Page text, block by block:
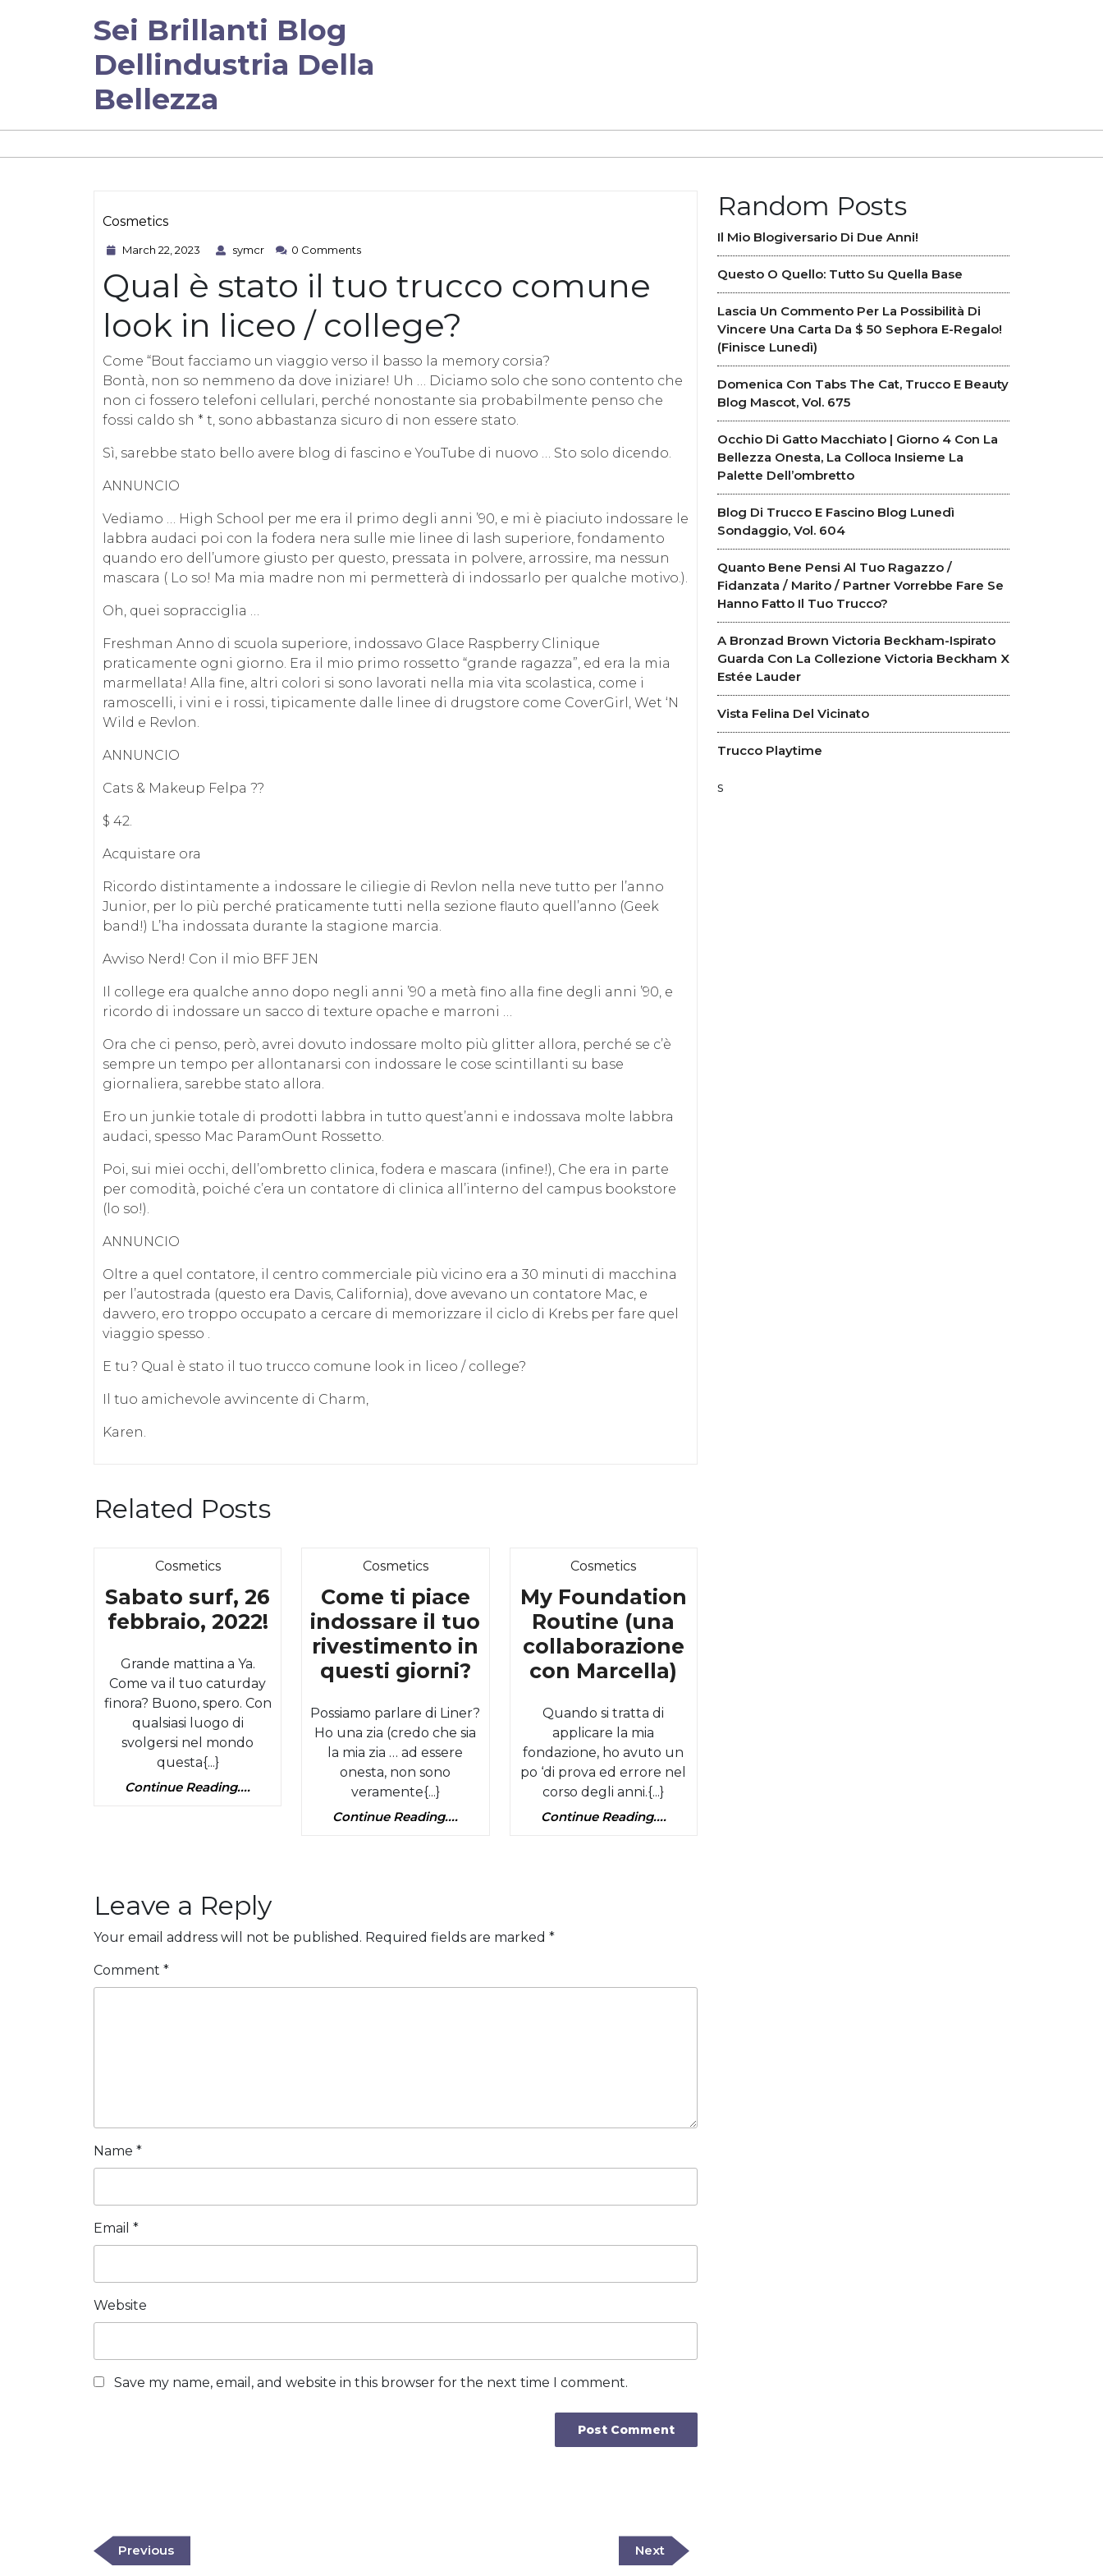
Sei Brillanti Blog
Dellindustria Della
Bellezza
Cosmetics
Category
March 22, 2023
March
2023
symcr symcr0 Comments
Qual è stato il tuo trucco comune
look in liceo / college?
Come “Bout facciamo un viaggio verso il basso la memory corsia?
Bontà, non so nemmeno da dove iniziare! Uh … Diciamo solo che sono contento che
non ci fossero telefoni cellulari, perché nonostante sia probabilmente penso che
fossi caldo sh * t, sono abbastanza sicuro di non essere stato.
Sì, sarebbe stato bello avere blog di fascino e YouTube di nuovo … Sto solo dicendo.
ANNUNCIO
Vediamo … High School per me era il primo degli anni ’90, e mi è piaciuto indossare le
labbra audaci poi con la fodera nera sulle mie linee di lash superiore, fondamento
quando ero dell’umore giusto per questo, pressata in polvere, arrossire, ma nessun
mascara ( Lo so! Ma mia madre non mi permetterà di indossarlo per qualche motivo.).
Oh, quei sopracciglia …
Freshman Anno di scuola superiore, indossavo Glace Raspberry Clinique
praticamente ogni giorno. Era il mio primo rossetto “grande ragazza”, ed era la mia
marmellata! Alla fine, altri colori si sono lavorati nella mia vita scolastica, come i
ramoscelli, i vini e i rossi, tipicamente dalle linee di drugstore come CoverGirl, Wet ‘N
Wild e Revlon.
ANNUNCIO
Cats & Makeup Felpa ??
$ 42.
Acquistare ora
Ricordo distintamente a indossare le ciliegie di Revlon nella neve tutto per l’anno
Junior, per lo più perché praticamente tutti nella sezione flauto quell’anno (Geek
band!) L’ha indossata durante la stagione marcia.
Avviso Nerd! Con il mio BFF JEN
Il college era qualche anno dopo negli anni ’90 a metà fino alla fine degli anni ’90, e
ricordo di indossare un sacco di texture opache e marroni …
Ora che ci penso, però, avrei dovuto indossare molto più glitter allora, perché se c’è
sempre un tempo per allontanarsi con indossare le cose scintillanti su base
giornaliera, sarebbe stato allora.
Ero un junkie totale di prodotti labbra in tutto quest’anni e indossava molte labbra
audaci, spesso Mac ParamOunt Rossetto.
Poi, sui miei occhi, dell’ombretto clinica, fodera e mascara (infine!), Che era in parte
per comodità, poiché c’era un contatore di clinica all’interno del campus bookstore
(lo so!).
ANNUNCIO
Oltre a quel contatore, il centro commerciale più vicino era a 30 minuti di macchina
per l’autostrada (questo era Davis, California), dove avevano un contatore Mac, e
davvero, ero troppo occupato a cercare di memorizzare il ciclo di Krebs per fare quel
viaggio spesso .
E tu? Qual è stato il tuo trucco comune look in liceo / college?
Il tuo amichevole avvincente di Charm,
Karen.
Related Posts
CosmeticsCategory
Sabato surf, 26
febbraio, 2022!Sabato
surf,
febbraio,
2022!
Grande mattina a Ya.
Come va il tuo caturday
finora? Buono, spero. Con
qualsiasi luogo di
svolgersi nel mondo
questa{...}
Continue Reading....
CosmeticsCategory
Come ti piace
indossare il tuo
rivestimento in
questi giorni?Come
piace
indossare
rivestimento
Possiamo parlare di Liner?
Ho una zia (credo che sia
la mia zia … ad essere
onesta, non sono
veramente{...}
Continue Reading....
CosmeticsCategory
My Foundation
Routine (una
collaborazione
con Marcella)
(una
collaborazione
Quando si tratta di
applicare la mia
fondazione, ho avuto un
po ‘di prova ed errore nel
corso degli anni.{...}
Continue Reading....Continue
Leave a Reply
Your email address will not be published. Required fields are marked *
Comment *
Name *
Email *
Website
Save my name, email, and website in this browser for the next time I comment.
navigation
Previous
Post
Previous
Next
Post
Next
Random Posts
Il Mio Blogiversario Di Due Anni!
Questo O Quello: Tutto Su Quella Base
Lascia Un Commento Per La Possibilità Di
Vincere Una Carta Da $ 50 Sephora E-Regalo!
(Finisce Lunedì)
Domenica Con Tabs The Cat, Trucco E Beauty
Blog Mascot, Vol. 675
Occhio Di Gatto Macchiato | Giorno 4 Con La
Bellezza Onesta, La Colloca Insieme La
Palette Dell’ombretto
Blog Di Trucco E Fascino Blog Lunedì
Sondaggio, Vol. 604
Quanto Bene Pensi Al Tuo Ragazzo /
Fidanzata / Marito / Partner Vorrebbe Fare Se
Hanno Fatto Il Tuo Trucco?
A Bronzad Brown Victoria Beckham-Ispirato
Guarda Con La Collezione Victoria Beckham X
Estée Lauder
Vista Felina Del Vicinato
Trucco Playtime
s